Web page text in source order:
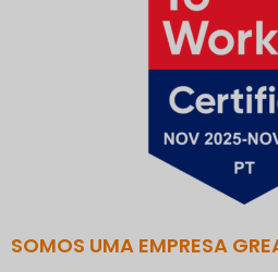
SOMOS UMA EMPRESA